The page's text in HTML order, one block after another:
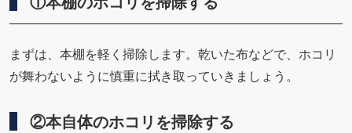
まずは、本棚を軽く掃除します。乾いた布などで、ホコリ
が舞わないように慎重に拭き取っていきましょう。
②本自体のホコリを掃除する